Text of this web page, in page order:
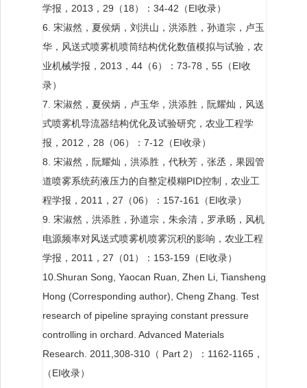
学报，2013，29（18）：34-42（EI收录）
6. 宋淑然，夏侯炳，刘洪山，洪添胜，孙道宗，卢玉
华，风送式喷雾机喷筒结构优化数值模拟与试验，农
业机械学报，2013，44（6）：73-78，55（EI收
录）
7. 宋淑然，夏侯炳，卢玉华，洪添胜，阮耀灿，风送
式喷雾机导流器结构优化及试验研究，农业工程学
报，2012，28（06）：7-12（EI收录）
8. 宋淑然，阮耀灿，洪添胜，代秋芳，张丞，果园管
道喷雾系统药液压力的自整定模糊PID控制，农业工
程学报，2011，27（06）：157-161（EI收录）
9. 宋淑然，洪添胜，孙道宗，朱余清，罗承旸，风机
电源频率对风送式喷雾机喷雾沉积的影响，农业工程
学报，2011，27（01）：153-159（EI收录）
10.Shuran Song, Yaocan Ruan, Zhen Li, Tiansheng
Hong (Corresponding author), Cheng Zhang. Test
research of pipeline spraying constant pressure
controlling in orchard. Advanced Materials
Research. 2011,308-310（ Part 2）：1162-1165，
（EI收录）